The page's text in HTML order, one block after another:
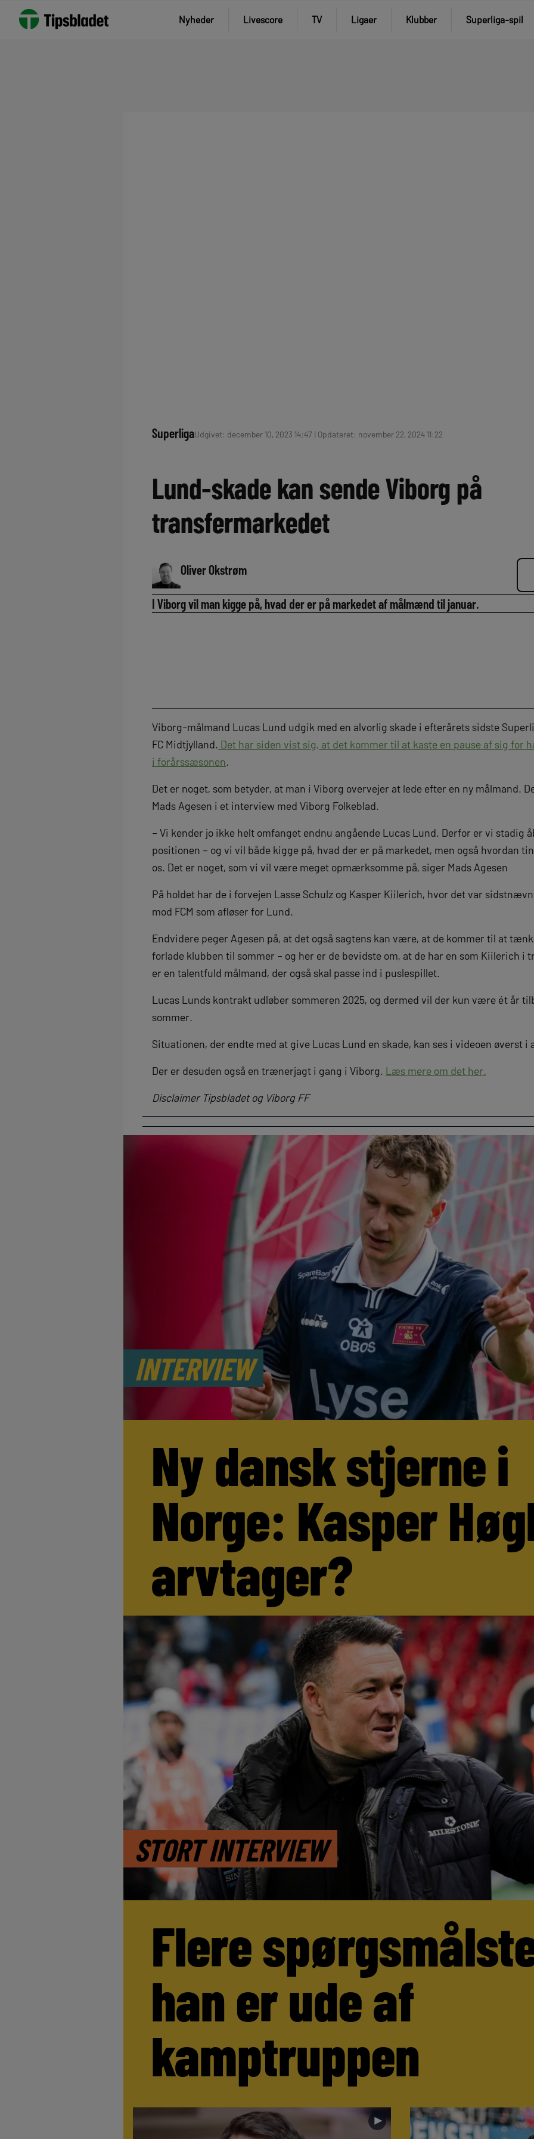
Nyheder Livescore TV Ligaer Klubber Superliga-spil
SuperligaUdgivet: december 10, 2023 14:47 | Opdateret: november 22, 2024 11:22
Lund-skade kan sende Viborg på
transfermarkedet
Oliver Okstrøm
I Viborg vil man kigge på, hvad der er på markedet af målmænd til januar.
Viborg-målmand Lucas Lund udgik med en alvorlig skade i efterårets sidste
FC Midtjylland. Det har siden vist sig, at det kommer til at kaste en pause af sig for
i forårssæsonen.
Det er noget, som betyder, at man i Viborg overvejer at lede efter en ny målmand.
Mads Agesen i et interview med Viborg Folkeblad.
– Vi kender jo ikke helt omfanget endnu angående Lucas Lund. Derfor er vi stadig
positionen – og vi vil både kigge på, hvad der er på markedet, men også hvordan
os. Det er noget, som vi vil være meget opmærksomme på, siger Mads Agesen
På holdet har de i forvejen Lasse Schulz og Kasper Kiilerich, hvor det var
mod FCM som afløser for Lund.
Endvidere peger Agesen på, at det også sagtens kan være, at de kommer til at
forlade klubben til sommer – og her er de bevidste om, at de har en som Kiilerich i
er en talentfuld målmand, der også skal passe ind i puslespillet.
Lucas Lunds kontrakt udløber sommeren 2025, og dermed vil der kun være ét år
sommer.
Situationen, der endte med at give Lucas Lund en skade, kan ses i videoen øverst i
Der er desuden også en trænerjagt i gang i Viborg. Læs mere om det her.
Disclaimer Tipsbladet og Viborg FF
INTERVIEW
Ny dansk stjerne i
Norge: Kasper
arvtager?
STORT INTERVIEW
Flere
han er ude af
kamptruppen
►